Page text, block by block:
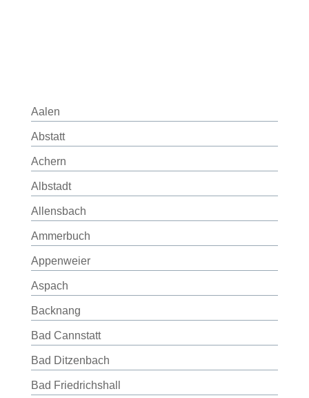
Aalen
Abstatt
Achern
Albstadt
Allensbach
Ammerbuch
Appenweier
Aspach
Backnang
Bad Cannstatt
Bad Ditzenbach
Bad Friedrichshall